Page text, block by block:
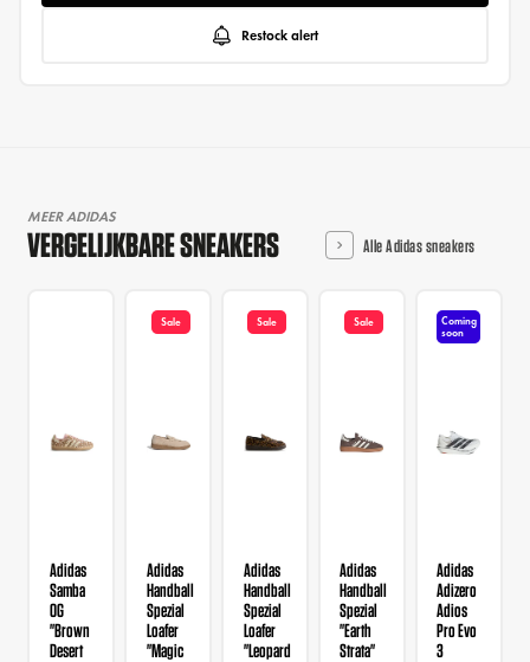
Restock alert
MEER ADIDAS
VERGELIJKBARE SNEAKERS Alle Adidas sneakers
Adidas
Samba
OG
"Brown
Desert
Sale
Adidas
Handball
Spezial
Loafer
"Magic
Sale
Adidas
Handball
Spezial
Loafer
"Leopard
Sale
Adidas
Handball
Spezial
"Earth
Strata"
Coming
soon
Adidas
Adizero
Adios
Pro Evo
3